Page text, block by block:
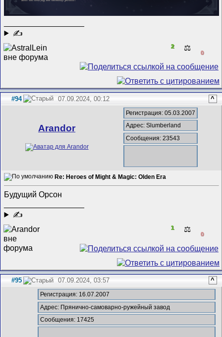
✍
2 ⚖️
0
#94 07.09.2024, 00:12 ^
Arandor
Регистрация: 05.03.2007
Адрес: Slumberland
Сообщения: 23543
Re: Heroes of Might & Magic: Olden Era
Будущий Орсон
✍
1 ⚖️
0
#95 07.09.2024, 03:57 ^
Регистрация: 16.07.2007
Адрес: Прянично-самоварно-ружейный завод
Сообщения: 17425